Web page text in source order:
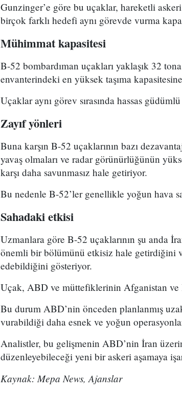
Gunzinger’e göre bu uçaklar, hareketli
birçok farklı hedefi aynı görevde vurma
Mühimmat kapasitesi
B-52 bombardıman uçakları yaklaşık 32
envanterindeki en yüksek taşıma
Uçaklar aynı görev sırasında hassas
Zayıf yönleri
Buna karşın B-52 uçaklarının bazı
yavaş olmaları ve radar görünürlüğünün
karşı daha savunmasız hale getiriyor.
Bu nedenle B-52’ler genellikle yoğun hava
Sahadaki etkisi
Uzmanlara göre B-52 uçaklarının şu anda
önemli bir bölümünü etkisiz hale getirdiğini
edebildiğini gösteriyor.
Uçak, ABD ve müttefiklerinin Afganistan ve
Bu durum ABD’nin önceden planlanmış
vurabildiği daha esnek ve yoğun
Analistler, bu gelişmenin ABD’nin İran
düzenleyebileceği yeni bir askeri aşamaya
Kaynak: Mepa News, Ajanslar